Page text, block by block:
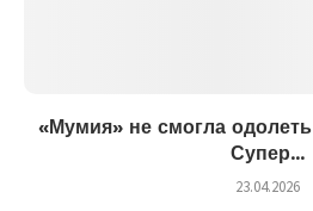
«Мумия» не смогла
Супер...
23.04.2026